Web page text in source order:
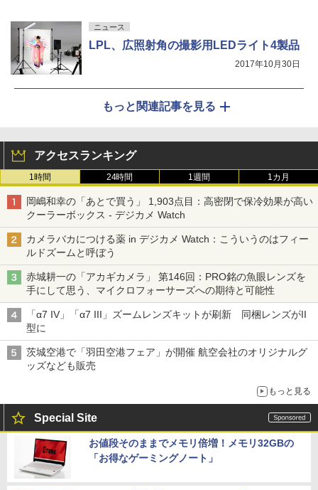
ニュース
LPL、広照射角の撮影用LEDライト4製品
2017年10月30日
もっと関連記事を見る
アクセスランキング
1時間 24時間 1週間 1カ月
岡嶋和幸の「あとで買う」 1,903点目：高密閉で保冷効果が高い
クーラーボックス - デジカメ Watch
カメラバカにつける薬 in デジカメ Watch：こういうのはフィー
ルドズームと呼ぼう
赤城耕一の「アカギカメラ」 第146回：PRO銘の魚眼レンズを
手にして思う、マイクロフォーサーズへの期待と可能性
「α7 IV」「α7 III」ズームレンズキットが刷新 同梱レンズがII
型に
茨城空港で「羽田空港フェア」が開催 航空会社のオリジナルグ
ッズなども販売
もっと見る
Special Site
お値段そのままでメモリ倍増！メモリ32GBの
「お得なゲーミングノート」